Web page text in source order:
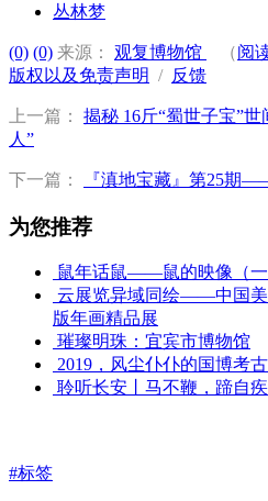
丛林梦
(0) (0) 来源： 观复博物馆 （阅
版权以及免责声明 / 反馈
上一篇： 揭秘 16斤“蜀世子宝”
人”
下一篇： 『滇地宝藏』第25期
为您推荐
鼠年话鼠——鼠的映像（一
云展览异域同绘——中国美
版年画精品展
璀璨明珠：宜宾市博物馆
2019，风尘仆仆的国博考古
聆听长安丨马不鞭，蹄自
#标签